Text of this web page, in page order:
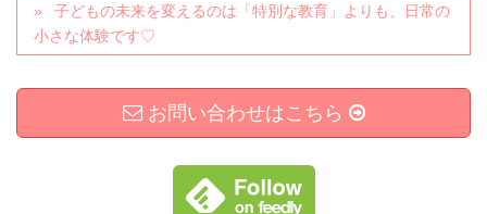
子どもの未来を変えるのは「特別な教育」よりも、日常の
小さな体験です♡
お問い合わせはこちら